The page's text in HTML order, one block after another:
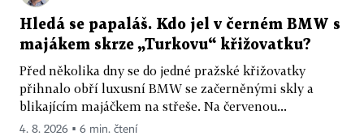
Hledá se papaláš. Kdo jel v černém BMW s
majákem skrze „Turkovu“ křižovatku?
Před několika dny se do jedné pražské křižovatky
přihnalo obří luxusní BMW se začerněnými skly a
blikajícím majáčkem na střeše. Na červenou...
4. 8. 2026 ▪ 6 min. čtení